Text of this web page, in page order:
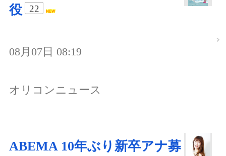
役
22
08月07日 08:19
オリコンニュース
ABEMA 10年ぶり新卒アナ募